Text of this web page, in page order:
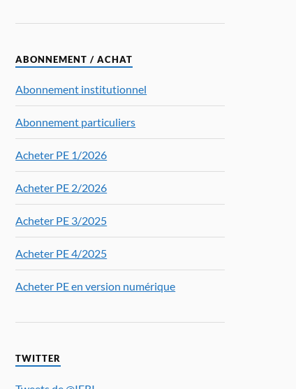
ABONNEMENT / ACHAT
Abonnement institutionnel
Abonnement particuliers
Acheter PE 1/2026
Acheter PE 2/2026
Acheter PE 3/2025
Acheter PE 4/2025
Acheter PE en version numérique
TWITTER